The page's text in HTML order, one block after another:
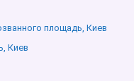
площадь, Киев
Киев